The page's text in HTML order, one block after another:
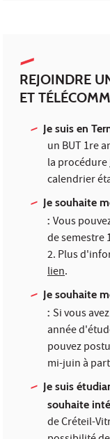
REJOINDRE
ET
Je suis en
un BUT 1re
la procédure
calendrier
Je souhaite
: Vous
de semestre
2. Plus
lien.
Je souhaite
: Si vous
année
pouvez
mi-juin à
Je suis
souhaite
de Créteil-